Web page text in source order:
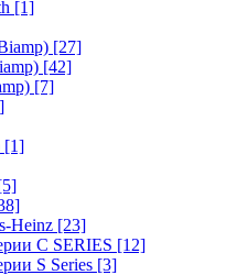
[1]
[27]
[42]
[7]
[1]
Heinz [23]
C SERIES [12]
S Series [3]